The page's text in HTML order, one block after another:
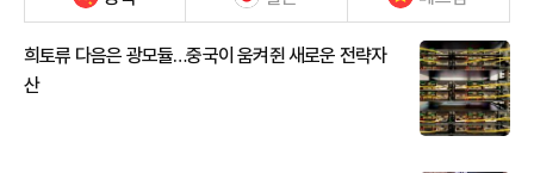
희토류 다음은 광모듈…중국이 움켜쥔 새로운 전략자
산